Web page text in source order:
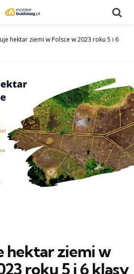
hektar ziemi w Polsce w 2023 roku 5 i 6
hektar ziemi w
roku 5 i 6 klasy